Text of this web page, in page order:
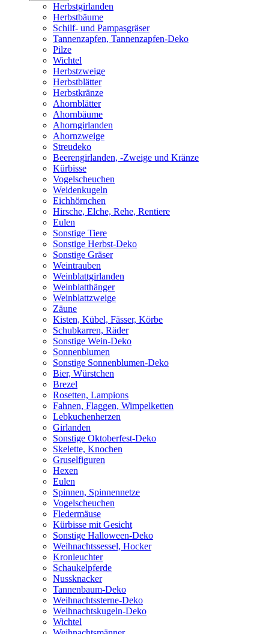
Herbstgirlanden
Herbstbäume
Schilf- und Pampasgräser
Tannenzapfen, Tannenzapfen-Deko
Pilze
Wichtel
Herbstzweige
Herbstblätter
Herbstkränze
Ahornblätter
Ahornbäume
Ahorngirlanden
Ahornzweige
Streudeko
Beerengirlanden, -Zweige und Kränze
Kürbisse
Vogelscheuchen
Weidenkugeln
Eichhörnchen
Hirsche, Elche, Rehe, Rentiere
Eulen
Sonstige Tiere
Sonstige Herbst-Deko
Sonstige Gräser
Weintrauben
Weinblattgirlanden
Weinblatthänger
Weinblattzweige
Zäune
Kisten, Kübel, Fässer, Körbe
Schubkarren, Räder
Sonstige Wein-Deko
Sonnenblumen
Sonstige Sonnenblumen-Deko
Bier, Würstchen
Brezel
Rosetten, Lampions
Fahnen, Flaggen, Wimpelketten
Lebkuchenherzen
Girlanden
Sonstige Oktoberfest-Deko
Skelette, Knochen
Gruselfiguren
Hexen
Eulen
Spinnen, Spinnennetze
Vogelscheuchen
Fledermäuse
Kürbisse mit Gesicht
Sonstige Halloween-Deko
Weihnachtssessel, Hocker
Kronleuchter
Schaukelpferde
Nussknacker
Tannenbaum-Deko
Weihnachtssterne-Deko
Weihnachtskugeln-Deko
Wichtel